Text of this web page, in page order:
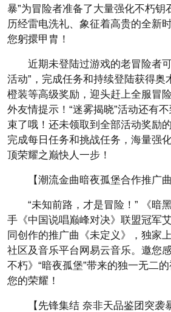
暴”为冒险者准备了大量强化不朽钥
历经雷电洗礼、象征着高贵的全新
您躬擐甲胄！
近期未登陆过游戏的老冒险者
活动”，完成任务和持续登陆获得奥
橙装等高级奖励，迎头赶上全服冒
外友情提示！“迷雾揭晓”活动还有
束了哦！还未领取到全部活动奖励
完成每日任务和挑战任务，海量强
顶荣耀之巅快人一步！
【潮流金曲暗夜孤堡合作推广
“未知前路，才是冒险！” 《暗
手《中国说唱巅峰对决》联盟冠军
同创作的推广曲《未定义》，独家
社区及音乐平台网易云音乐。邀您
不朽》“暗夜孤堡”带来的独一无二
您的荣耀！
【先锋集结 奈非天品鉴团突袭